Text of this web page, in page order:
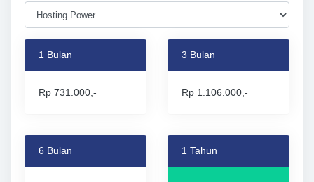
1 Bulan
Rp 731.000,-
3 Bulan
Rp 1.106.000,-
6 Bulan 1 Tahun